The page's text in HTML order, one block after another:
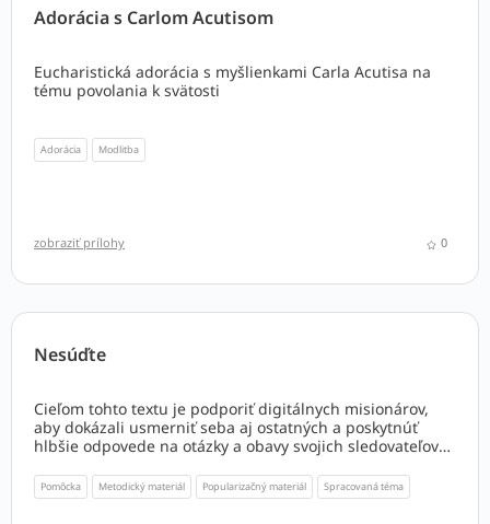
Adorácia s Carlom Acutisom
Eucharistická adorácia s myšlienkami Carla Acutisa na
tému povolania k svätosti
Adorácia Modlitba
zobraziť prílohy 0
Nesúďte
Cieľom tohto textu je podporiť digitálnych misionárov,
aby dokázali usmerniť seba aj ostatných a poskytnúť
hlbšie odpovede na otázky a obavy svojich sledovateľov
nesúdenia. Preto je určený predovšetkým jednotlivcom,
ktorí vykonávajú svoje evanjelizačné poslanie v
Pomôcka Metodický materiál Popularizačný materiál Spracovaná téma